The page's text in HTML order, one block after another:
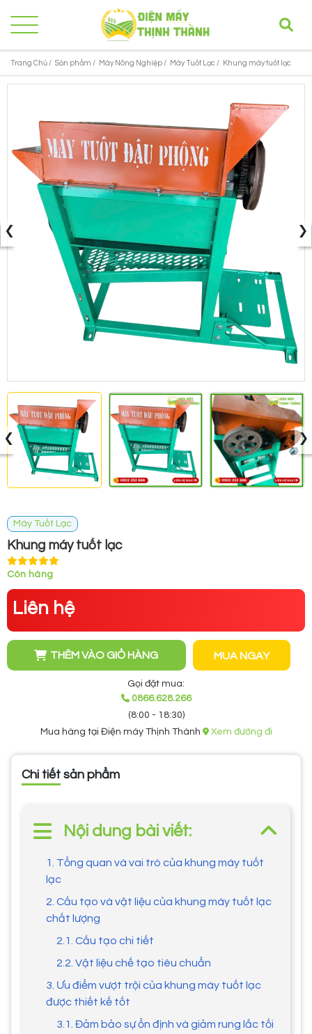
Trang Chủ / Sản phẩm / Máy Nông Nghiệp / Máy Tuốt Lạc / Khung máy tuốt lạc
‹ ›
‹ ›
Máy Tuốt Lạc
Khung máy tuốt lạc
Còn hàng
Liên hệ
THÊM VÀO GIỎ HÀNG MUA NGAY
Gọi đặt mua:
0866.628.266
(8:00 - 18:30)
Mua hàng tại Điện máy Thịnh Thành
Xem đường đi
Chi tiết sản phẩm
Nội dung bài viết:
1. Tổng quan và vai trò của khung máy tuốt
lạc
2. Cấu tạo và vật liệu của khung máy tuốt lạc
chất lượng
2.1. Cấu tạo chi tiết
2.2. Vật liệu chế tạo tiêu chuẩn
3. Ưu điểm vượt trội của khung máy tuốt lạc
được thiết kế tốt
3.1. Đảm bảo sự ổn định và giảm rung lắc tối